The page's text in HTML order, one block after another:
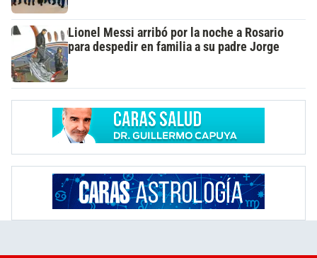
Lionel Messi arribó por la noche a Rosario
para despedir en familia a su padre Jorge